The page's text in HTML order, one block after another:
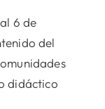
6 de
del
didáctico